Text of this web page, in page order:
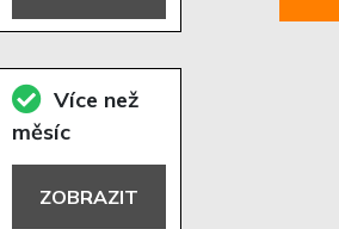
Více než
měsíc
ZOBRAZIT